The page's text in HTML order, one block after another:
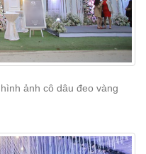
ảnh cô dâu đeo vàng